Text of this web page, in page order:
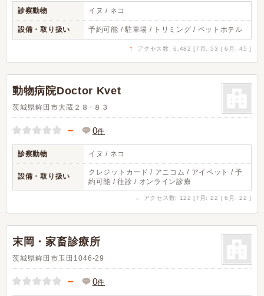
診察動物 イヌ / ネコ
設備・取り扱い 予約可能 / 駐車場 / トリミング / ペットホテル
↑ アクセス数: 6,482 [7月: 53 | 6月: 45 ]
動物病院Doctor Kvet
茨城県鉾田市大蔵２８−８３
－ 0件
診察動物 イヌ / ネコ
設備・取り扱い
クレジットカード / アニコム / アイペット / 予
約可能 / 往診 / オンライン診療
← アクセス数: 122 [7月: 22 | 6月: 22 ]
末岡・家畜診療所
茨城県鉾田市玉田1046-29
－ 0件